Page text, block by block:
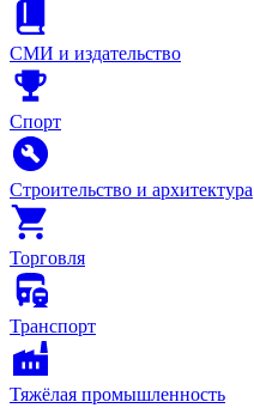
СМИ и издательство
Спорт
Строительство и архитектура
Торговля
Транспорт
Тяжёлая промышленность